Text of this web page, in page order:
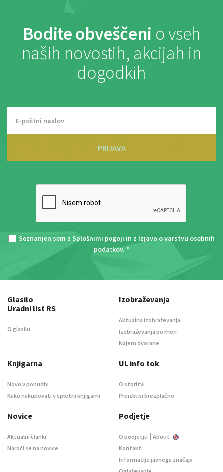
Bodite obveščeni o vseh
naših novostih, akcijah in
dogodkih
PRIJAVA
Seznanjen sem s Splošnimi pogoji in z Izjavo o varstvu osebnih
podatkov. *
Glasilo
Uradni list RS
O glasilu
Izobraževanja
Aktualna izobraževanja
Izobraževanja po meri
Najem dvorane
Knjigarna
Novo v ponudbi
Kako nakupovati v spletni knjigarni
UL info tok
O storitvi
Preizkusi brezplačno
Novice
Aktualni članki
Naroči se na novice
Podjetje
O podjetju | About
Kontakt
Informacije javnega značaja